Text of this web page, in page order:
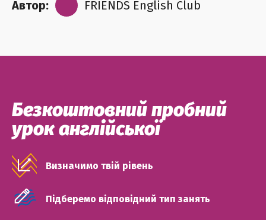
Автор:
FRIENDS English Club
Безкоштовний пробний
урок англійської
Визначимо твій рівень
Підберемо відповідний тип занять